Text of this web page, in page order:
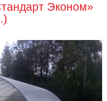
Эконом»